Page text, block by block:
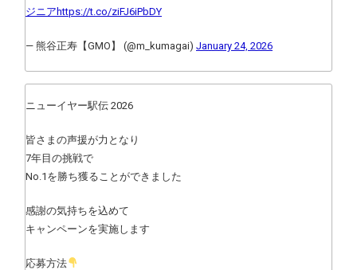
ジニア https://t.co/ziFJ6iPbDY
— 熊谷正寿【GMO】 (@m_kumagai) January 24, 2026
ニューイヤー駅伝 2026
皆さまの声援が力となり
7年目の挑戦で
No.1を勝ち獲ることができました
感謝の気持ちを込めて
キャンペーンを実施します
応募方法